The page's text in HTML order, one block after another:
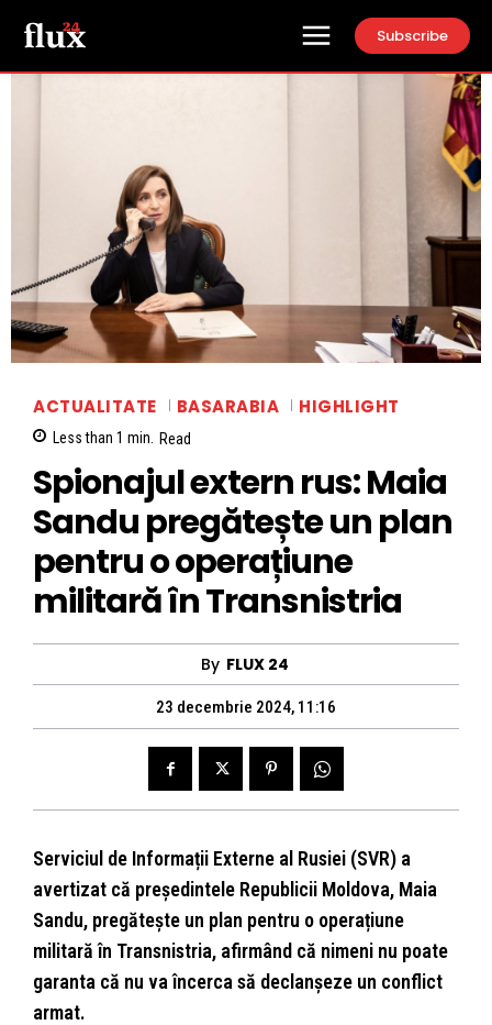
Subscribe
ACTUALITATE BASARABIA HIGHLIGHT
Less than 1 min. Read
Spionajul extern rus: Maia
Sandu pregătește un plan
pentru o operațiune
militară în Transnistria
By FLUX 24
23 decembrie 2024, 11:16
Serviciul de Informații Externe al Rusiei (SVR) a
avertizat că președintele Republicii Moldova, Maia
Sandu, pregătește un plan pentru o operațiune
militară în Transnistria, afirmând că nimeni nu poate
garanta că nu va încerca să declanșeze un conflict
armat.